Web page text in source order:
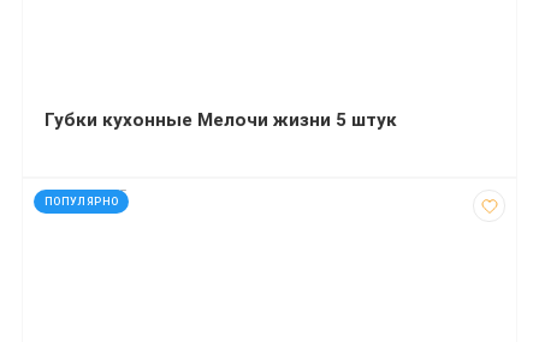
Губки кухонные Мелочи жизни 5 штук
ПОПУЛЯРНО
код: 290275